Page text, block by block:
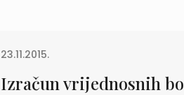
23.11.2015.
Izračun vrijednosnih